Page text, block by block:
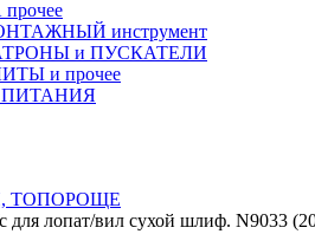
инструмент
и ПУСКАТЕЛИ
и прочее
ТОПОРОЩЕ
для лопат/вил сухой шлиф. N9033